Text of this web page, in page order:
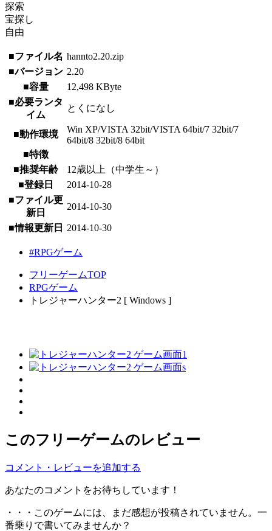
探索
宝探し
自由
■ファイル名 hannto2.20.zip
■バージョン 2.20
■容量
12,498 KByte
■必要ランタ
イム
とくになし
■動作環境
Win XP/VISTA 32bit/VISTA 64bit/7 32bit/7
64bit/8 32bit/8 64bit
■特徴
■推奨年齢
12歳以上（中学生～）
■登録日
2014-10-28
■ファイル更
新日
2014-10-30
■情報更新日 2014-10-30
#RPGゲーム
フリーゲームTOP
RPGゲーム
トレジャーハンター2 [ Windows ]
このフリーゲームのレビュー
コメント・レビューを追加する
あなたのコメントをお待ちしています！
・・・このゲームには、まだ感想が投稿されていません。一
番乗りで書いてみませんか？